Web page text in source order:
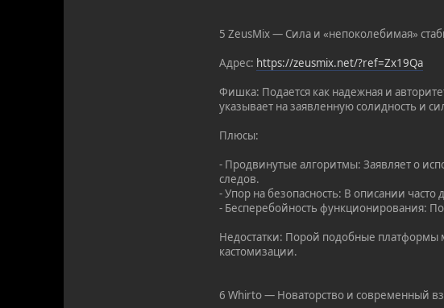
5 ZeusMix — Сила и «непоколебимая»
Адрес: https://zeusmix.net/?ref=Zx19Qa
Фишка: Подается как надежная и
указывает на заявленную солидность и
Плюсы:
- Продвинутые алгоритмы: Заявляет о
следов.
- Упор на безопасность: В описании
- Бесперебойность функционирования:
Недостатки: Порой подобные платформы
кастомизации.
6 Whirto — Новаторство и современный